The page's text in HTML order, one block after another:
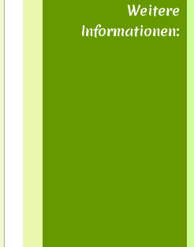
Weitere
Informationen: